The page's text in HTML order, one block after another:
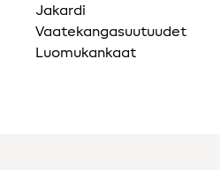
Jakardi
Vaatekangasuutuudet
Luomukankaat